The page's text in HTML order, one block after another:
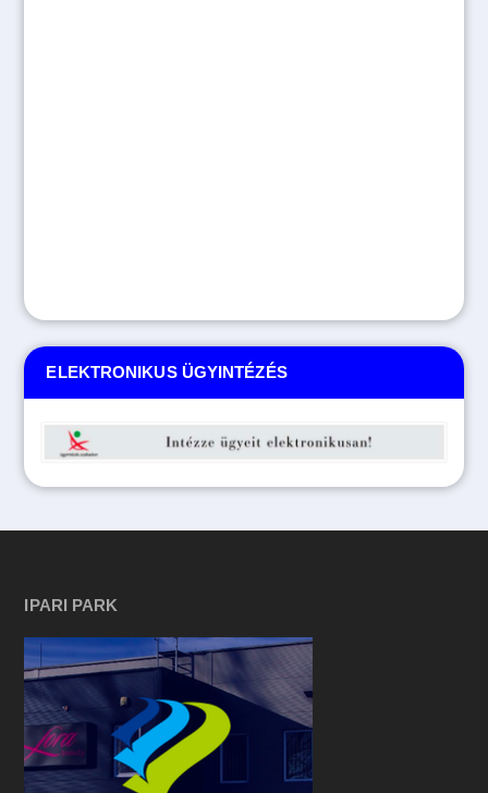
ELEKTRONIKUS ÜGYINTÉZÉS
IPARI PARK